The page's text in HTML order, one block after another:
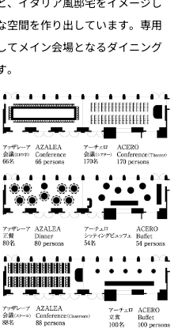
TULLY'S
COFFEE
プールサイド
ダイニング
OUTRIGGER
SKY BAR
KATO'S DINING
& BAR
空間を作り出しています。専用
てメイン会場となるダイニング